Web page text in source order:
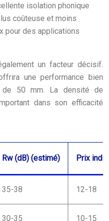
isolation phonique
coûteuse et moins
pour des applications
un facteur décisif.
une performance bien
de 50 mm. La densité de
dans son efficacité
Rw (dB) (estimé) Prix
35-38 12-18
30-35 10-15